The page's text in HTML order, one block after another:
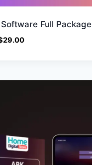
Full Package
29.00